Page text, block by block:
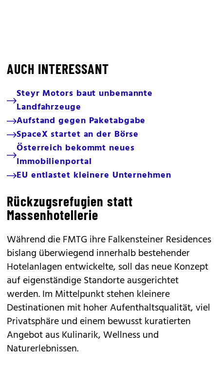
AUCH INTERESSANT
Steyr Motors baut unbemannte
Landfahrzeuge
Aufstand gegen Paketabgabe
SpaceX startet an der Börse
Österreich bekommt neues
Immobilienportal
EU entlastet kleinere Unternehmen
Rückzugsrefugien statt
Massenhotellerie
Während die FMTG ihre Falkensteiner Residences
bislang überwiegend innerhalb bestehender
Hotelanlagen entwickelte, soll das neue Konzept
auf eigenständige Standorte ausgerichtet
werden. Im Mittelpunkt stehen kleinere
Destinationen mit hoher Aufenthaltsqualität, viel
Privatsphäre und einem bewusst kuratierten
Angebot aus Kulinarik, Wellness und
Naturerlebnissen.